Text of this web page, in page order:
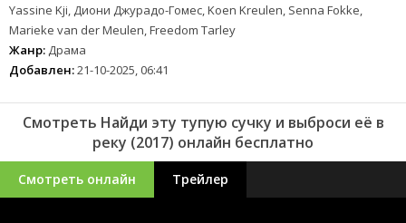
Yassine Kji, Диони Джурадо-Гомес, Koen Kreulen, Senna Fokke,
Marieke van der Meulen, Freedom Tarley
Жанр: Драма
Добавлен:21-10-2025, 06:41
Смотреть Найди эту тупую сучку и выброси её в
реку (2017) онлайн бесплатно
Смотреть онлайн Трейлер